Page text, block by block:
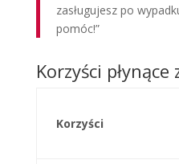
zasługujesz po
pomóc!”
Korzyści
Korzyści